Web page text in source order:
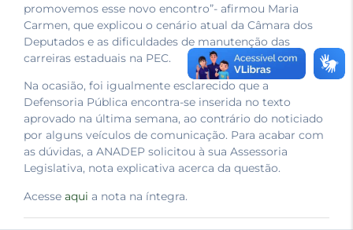
promovemos esse novo encontro”- afirmou Maria
Carmen, que explicou o cenário atual da Câmara dos
Deputados e as dificuldades de manutenção das
carreiras estaduais na PEC.
Na ocasião, foi igualmente esclarecido que a
Defensoria Pública encontra-se inserida no texto
aprovado na última semana, ao contrário do noticiado
por alguns veículos de comunicação. Para acabar com
as dúvidas, a ANADEP solicitou à sua Assessoria
Legislativa, nota explicativa acerca da questão.
Acesse aqui a nota na íntegra.